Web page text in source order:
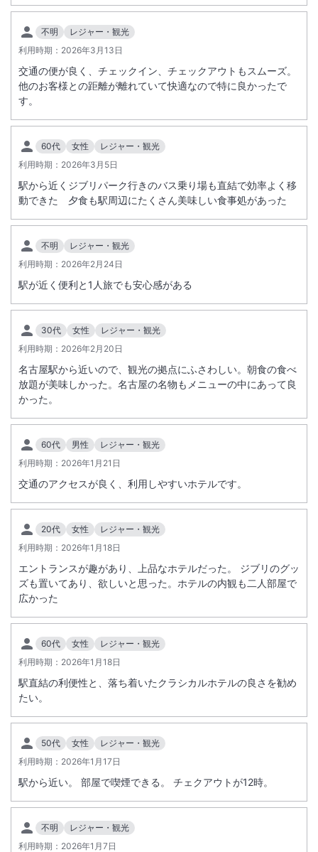
施設からのお知らせ
平素より名鉄グランドホテルをご愛顧くださり誠にありがとうございま
す。
誠に勝手ながら下記の期間、宿泊およびレストランの営業を臨時休業
（終日）とさせていただきます。
ご利用のお客様には多大なるご不便とご迷惑をおかけいたしますが、
【宿泊】 期間：9月11日（金）～10月4日（日）
◎10月5日（月）・6日（火）：素泊まりプランのみ販売
※10月6日（火）・7日（水）の朝食は営業いたしません。
・カジュアルダイニングアイリス
期間：9月11日（金）～10月7日（水）
※10月6日（火）・7日（水）の朝食の営業は休業させていただき
・北京宮廷料理涵梅舫
期間：9月11日（金）～10月5日（月）
・スカイラウンジ203
期間：9月11日（金）～10月5日（月）
対象ホテルです＊＊
※「ジブリパーク チケット付き」プランで検索ください。
※重要なお知らせです。必ず続きをご確認ください。
不明
レジャー・観光
利用時期： 2026年3月13日
交通の便が良く、チェックイン、チェックアウトもスムーズ。
他のお客様との距離が離れていて快適なので特に良かったで
す。
60代 女性
レジャー・観光
利用時期： 2026年3月5日
駅から近くジブリパーク行きのバス乗り場も直結で効率よく移
動できた 夕食も駅周辺にたくさん美味しい食事処があった
不明
レジャー・観光
利用時期： 2026年2月24日
駅が近く便利と1人旅でも安心感がある
30代 女性
レジャー・観光
利用時期： 2026年2月20日
名古屋駅から近いので、観光の拠点にふさわしい。朝食の食べ
放題が美味しかった。名古屋の名物もメニューの中にあって良
かった。
60代 男性
レジャー・観光
利用時期： 2026年1月21日
交通のアクセスが良く、利用しやすいホテルです。
20代 女性
レジャー・観光
利用時期： 2026年1月18日
エントランスが趣があり、上品なホテルだった。 ジブリのグッ
ズも置いてあり、欲しいと思った。ホテルの内観も二人部屋で
広かった
60代 女性
レジャー・観光
利用時期： 2026年1月18日
駅直結の利便性と、落ち着いたクラシカルホテルの良さを勧め
たい。
50代 女性
レジャー・観光
利用時期： 2026年1月17日
駅から近い。 部屋で喫煙できる。 チェクアウトが12時。
不明
レジャー・観光
利用時期： 2026年1月7日